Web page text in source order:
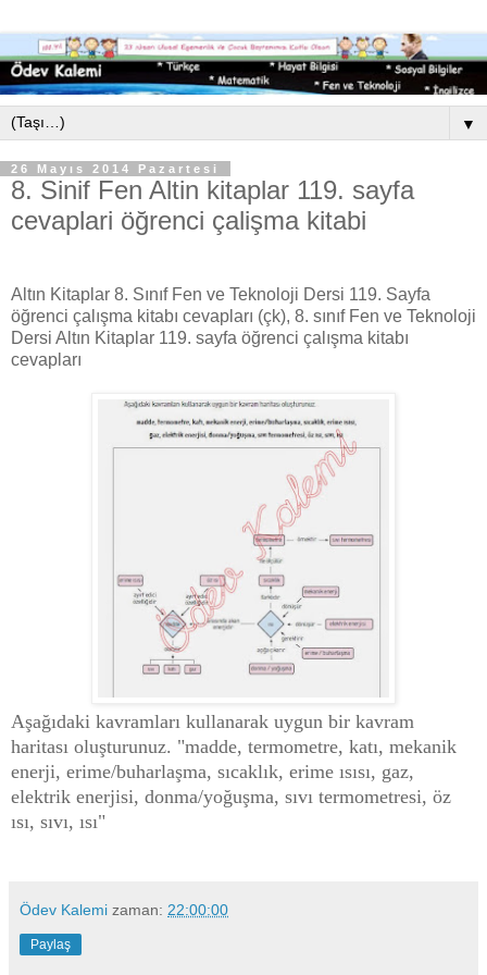
▼
26 Mayıs 2014 Pazartesi
8. Sinif Fen Altin kitaplar 119. sayfa
cevaplari öğrenci çalişma kitabi
Altın Kitaplar 8. Sınıf Fen ve Teknoloji Dersi 119. Sayfa
öğrenci çalışma kitabı cevapları (çk), 8. sınıf Fen ve Teknoloji
Dersi Altın Kitaplar 119. sayfa öğrenci çalışma kitabı
cevapları
Aşağıdaki kavramları kullanarak uygun bir kavram
haritası oluşturunuz. "madde, termometre, katı, mekanik
enerji, erime/buharlaşma, sıcaklık, erime ısısı, gaz,
elektrik enerjisi, donma/yoğuşma, sıvı termometresi, öz
ısı, sıvı, ısı"
Ödev Kalemi zaman: 22:00:00
Paylaş